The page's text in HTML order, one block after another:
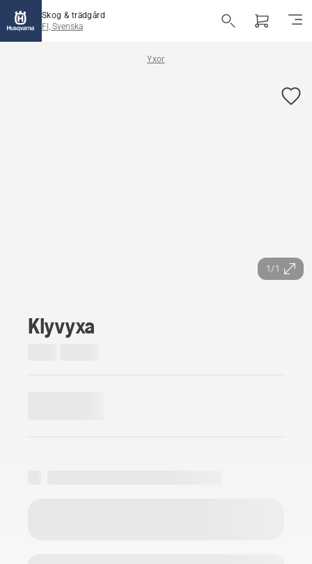
Skog & trädgård
FI, Svenska
Yxor
1/1
Klyvyxa